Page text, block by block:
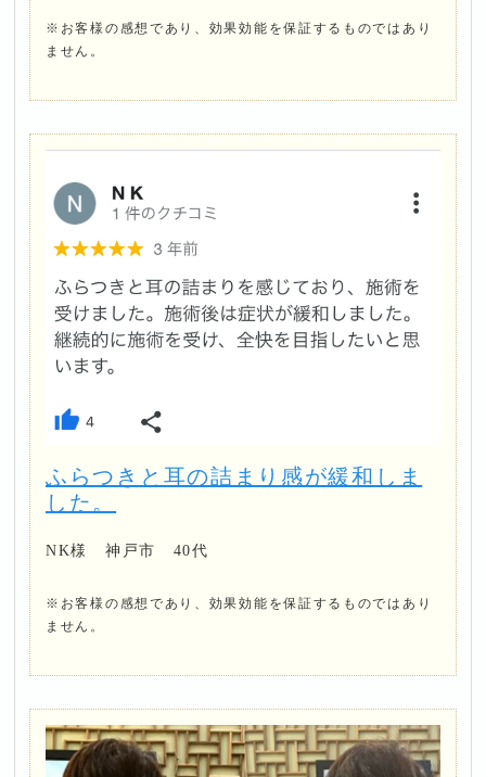
※お客様の感想であり、効果効能を保証するものではあり
ません。
ふらつきと耳の詰まり感が緩和しま
した。
NK様 神戸市 40代
※お客様の感想であり、効果効能を保証するものではあり
ません。